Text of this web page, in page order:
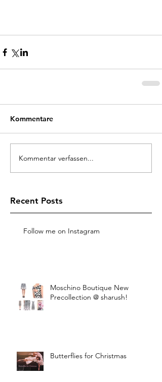
Kommentare
Kommentar verfassen...
Recent Posts
Follow me on Instagram
Moschino Boutique New
Precollection @ sharush!
Butterflies for Christmas